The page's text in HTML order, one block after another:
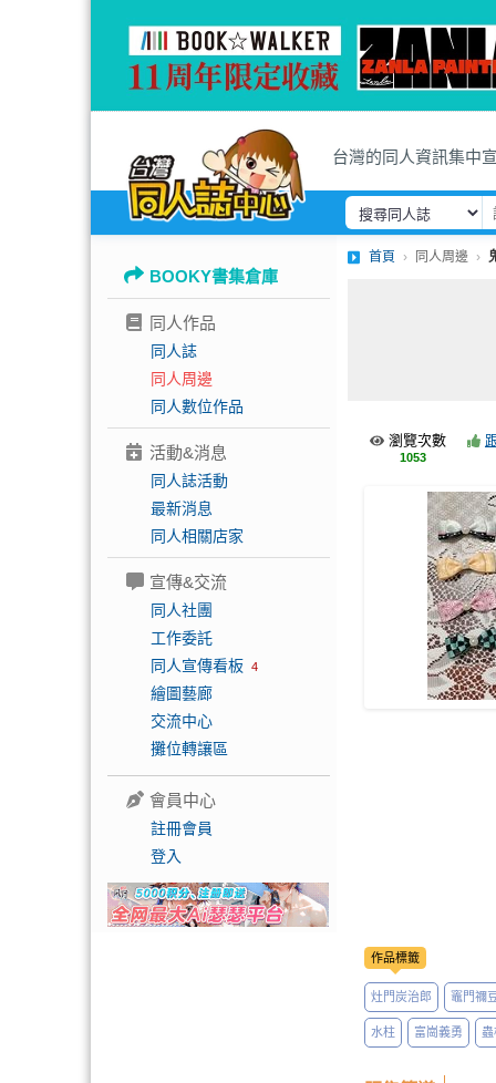
台灣的同人資訊集中
BOOKY書集倉庫
同人作品
同人誌
同人周邊
同人數位作品
活動&消息
同人誌活動
最新消息
同人相關店家
宣傳&交流
同人社團
工作委託
同人宣傳看板 4
繪圖藝廊
交流中心
攤位轉讓區
會員中心
註冊會員
登入
首頁 同人周邊
瀏覽次數
1053
作品標籤
灶門炭治郎 竈門禰
水柱 富崗義勇